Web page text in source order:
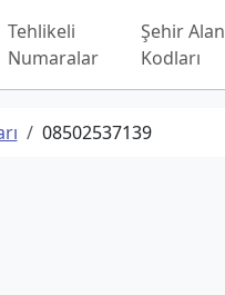
Tehlikeli
Numaralar
Şehir Alan
Kodları
08502537139